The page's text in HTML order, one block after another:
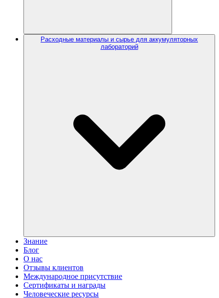
Расходные материалы и сырье для аккумуляторных
лабораторий
Знание
Блог
О нас
Отзывы клиентов
Международное присутствие
Сертификаты и награды
Человеческие ресурсы